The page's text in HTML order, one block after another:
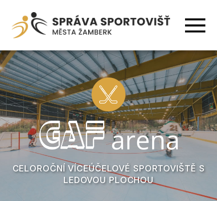
CELOROČNÍ VÍCEÚČELOVÉ SPORTOVIŠTĚ S
LEDOVOU PLOCHOU